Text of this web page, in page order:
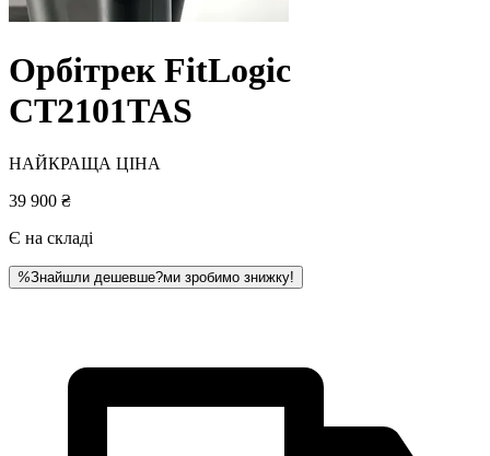
Орбітрек FitLogic
CT2101TAS
НАЙКРАЩА ЦІНА
39 900 ₴
Є на складі
%Знайшли дешевше?ми зробимо знижку!